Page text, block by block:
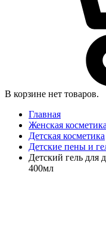
В корзине нет товаров.
Главная
Женская косметика
Детская косметика
Детские пены и
Детский гель для
400мл